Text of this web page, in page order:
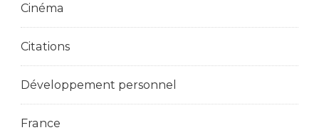
Cinéma
Citations
Développement personnel
France